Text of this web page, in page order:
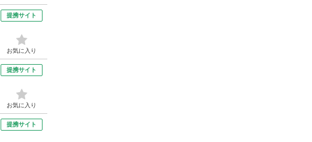
提携サイト
お気に入り
提携サイト
お気に入り
提携サイト